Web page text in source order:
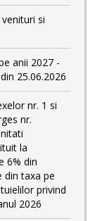
si
anii 2027 -
25.06.2026
nr. 1 si
nr.
la
6% din
din taxa pe
privind
2026